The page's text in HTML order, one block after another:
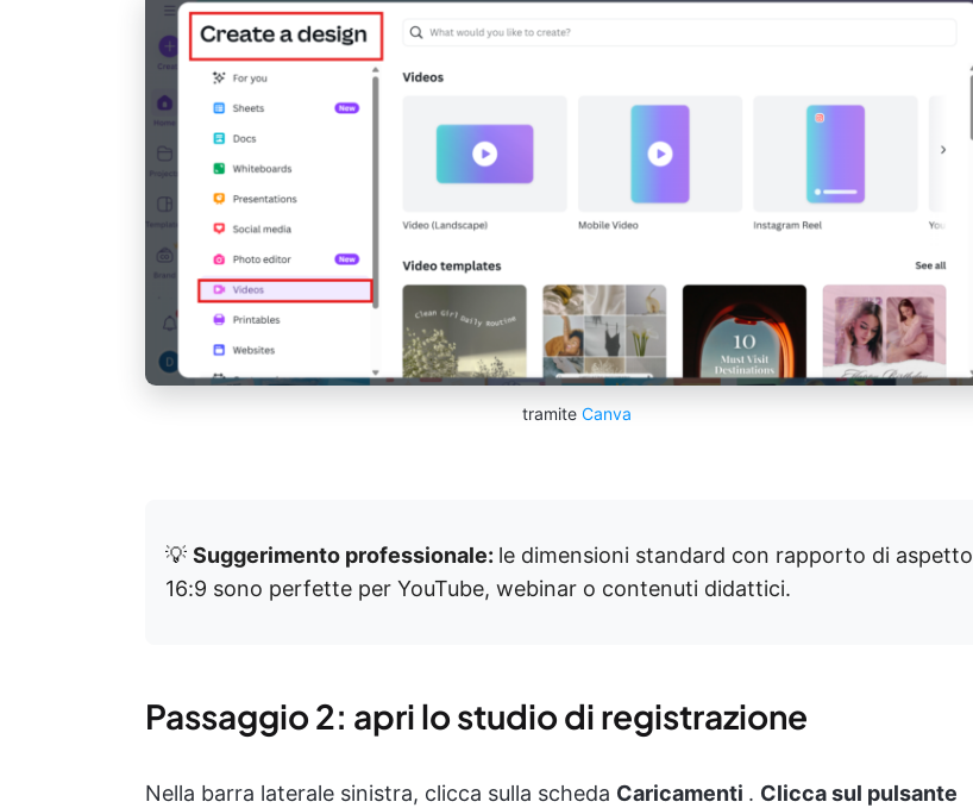
tramite Canva
💡 Suggerimento professionale: le dimensioni standard con rapporto di aspetto
16:9 sono perfette per YouTube, webinar o contenuti didattici.
Passaggio 2: apri lo studio di registrazione
Nella barra laterale sinistra, clicca sulla scheda Caricamenti . Clicca sul pulsante